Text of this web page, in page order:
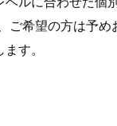
ご希望の方は予め
す。